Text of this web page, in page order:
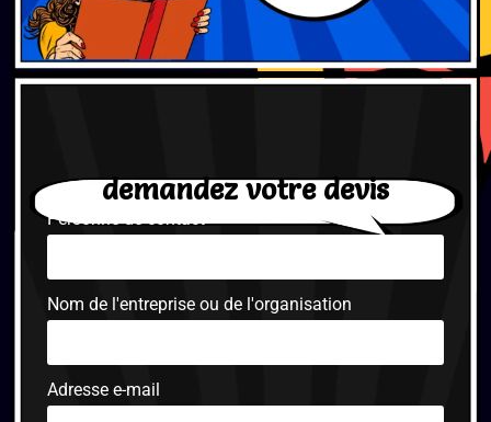
demandez votre devis
Personne de contact
Nom de l'entreprise ou de l'organisation
Adresse e-mail